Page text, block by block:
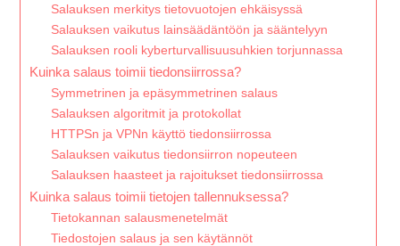
Salauksen merkitys tietovuotojen ehkäisyssä
Salauksen vaikutus lainsäädäntöön ja sääntelyyn
Salauksen rooli kyberturvallisuusuhkien torjunnassa
Kuinka salaus toimii tiedonsiirrossa?
Symmetrinen ja epäsymmetrinen salaus
Salauksen algoritmit ja protokollat
HTTPSn ja VPNn käyttö tiedonsiirrossa
Salauksen vaikutus tiedonsiirron nopeuteen
Salauksen haasteet ja rajoitukset tiedonsiirrossa
Kuinka salaus toimii tietojen tallennuksessa?
Tietokannan salausmenetelmät
Tiedostojen salaus ja sen käytännöt